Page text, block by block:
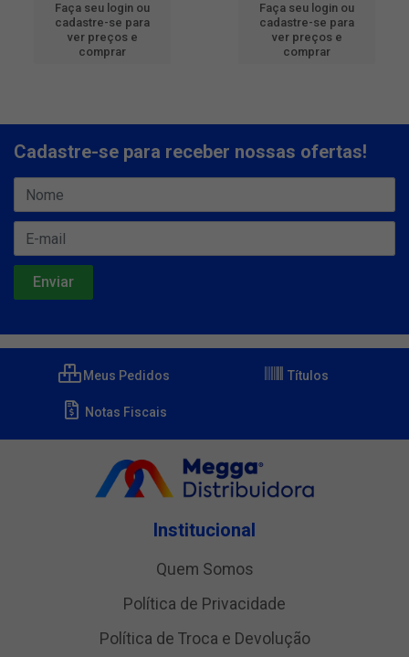
Faça seu login ou
cadastre-se para
ver preços e
comprar
Faça seu login ou
cadastre-se para
ver preços e
comprar
Cadastre-se para receber nossas ofertas!
Meus Pedidos Títulos
Notas Fiscais
Institucional
Quem Somos
Política de Privacidade
Política de Troca e Devolução